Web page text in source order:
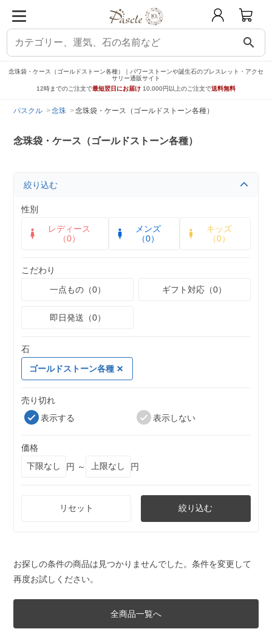
search
念珠袋・ケース（ゴールドストーン各種）｜パワーストーンや誕生石のブレスレット・アクセ
サリー通販サイト
12時までのご注文で最短翌日にお届け 10,000円以上のご注文で送料無料
パスクル 念珠 念珠袋・ケース（ゴールドストーン各種）
念珠袋・ケース（ゴールドストーン各種）
絞り込む
性別
レディース
（0）
メンズ
（0）
キッズ
（0）
こだわり
一点もの（0）
ギフト対応（0）
即日発送（0）
石
ゴールドストーン各種
売り切れ
表示する
表示しない
価格
円 ～
円
リセット 絞り込む
お探しの条件の商品は見つかりませんでした。条件を変更して
再度お試しください。
全商品一覧へ